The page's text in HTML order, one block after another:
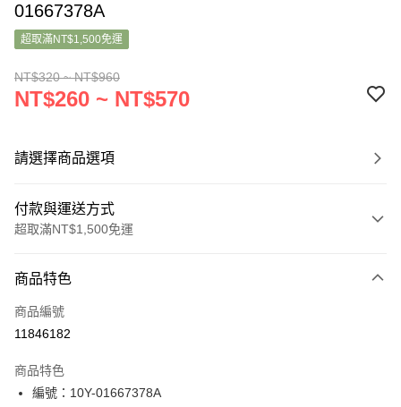
01667378A
超取滿NT$1,500免運
NT$320 ~ NT$960
NT$260 ~ NT$570
請選擇商品選項
付款與運送方式
超取滿NT$1,500免運
信用卡一次付款
超商取貨付款
Apple Pay
商品特色
商品編號
11846182
商品特色
編號：10Y-01667378A